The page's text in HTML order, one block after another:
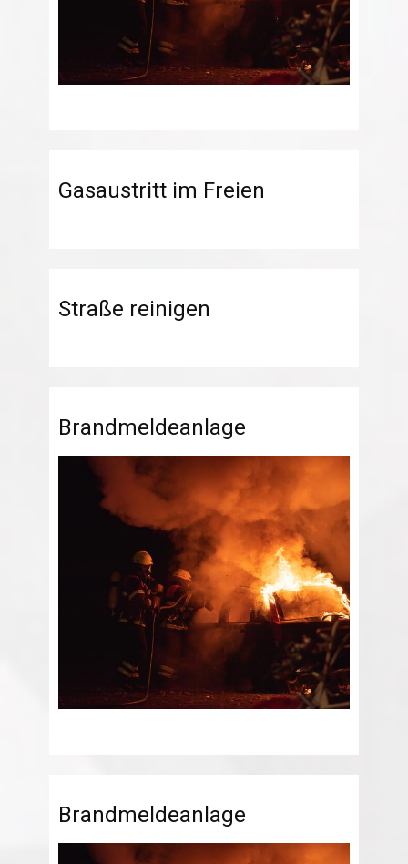
Gasaustritt im Freien
Straße reinigen
Brandmeldeanlage
Brandmeldeanlage